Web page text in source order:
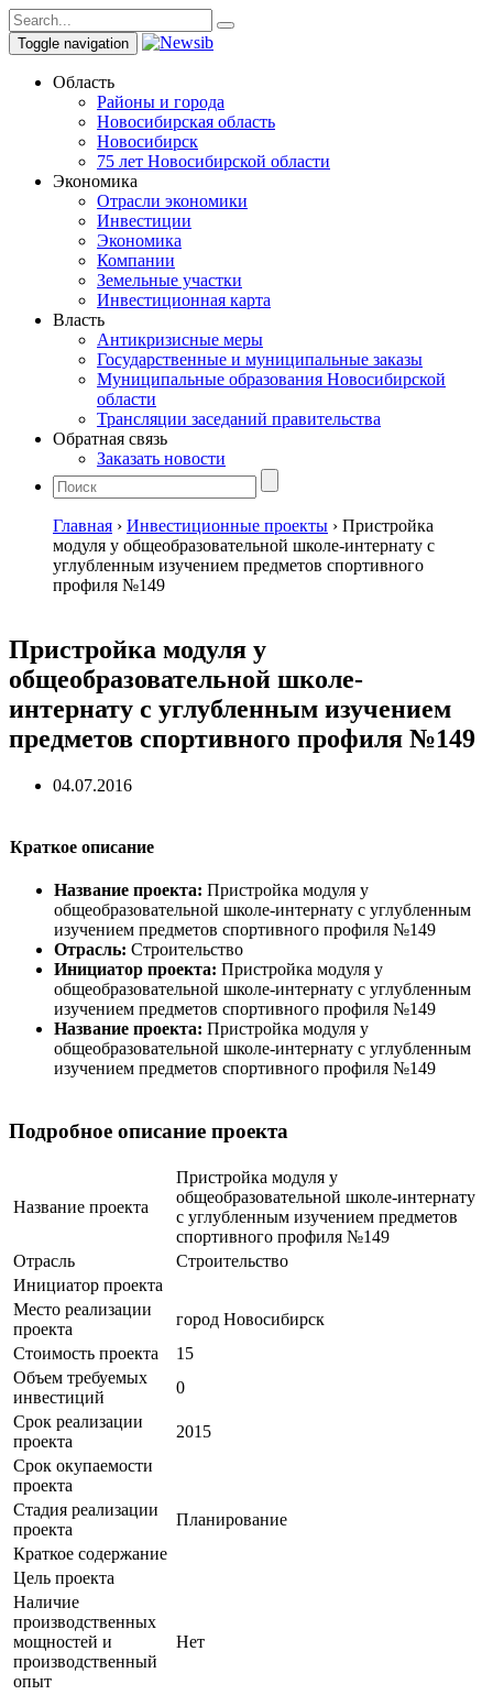
Toggle navigation
Область
Районы и города
Новосибирская область
Новосибирск
75 лет Новосибирской области
Экономика
Отрасли экономики
Инвестиции
Экономика
Компании
Земельные участки
Инвестиционная карта
Власть
Антикризисные меры
Государственные и муниципальные заказы
Муниципальные образования Новосибирской
области
Трансляции заседаний правительства
Обратная связь
Заказать новости
Главная › Инвестиционные проекты › Пристройка
модуля у общеобразовательной школе-интернату с
углубленным изучением предметов спортивного
профиля №149
Пристройка модуля у
общеобразовательной школе-
интернату с углубленным изучением
предметов спортивного профиля №149
04.07.2016
Краткое описание
Название проекта: Пристройка модуля у
общеобразовательной школе-интернату с углубленным
изучением предметов спортивного профиля №149
Отрасль: Строительство
Инициатор проекта: Пристройка модуля у
общеобразовательной школе-интернату с углубленным
изучением предметов спортивного профиля №149
Название проекта: Пристройка модуля у
общеобразовательной школе-интернату с углубленным
изучением предметов спортивного профиля №149
Подробное описание проекта
Название проекта
Пристройка модуля у
общеобразовательной школе-интернату
с углубленным изучением предметов
спортивного профиля №149
Отрасль
Строительство
Инициатор проекта
Место реализации
проекта
город Новосибирск
Стоимость проекта
15
Объем требуемых
инвестиций
0
Срок реализации
проекта
2015
Срок окупаемости
проекта
Стадия реализации
проекта
Планирование
Краткое содержание
Цель проекта
Наличие
производственных
мощностей и
производственный
опыт
Нет